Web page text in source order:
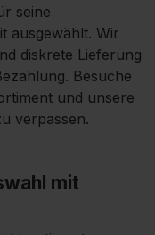
seine
ausgewählt. Wir
diskrete Lieferung
Besuche
und unsere
verpassen.
mit